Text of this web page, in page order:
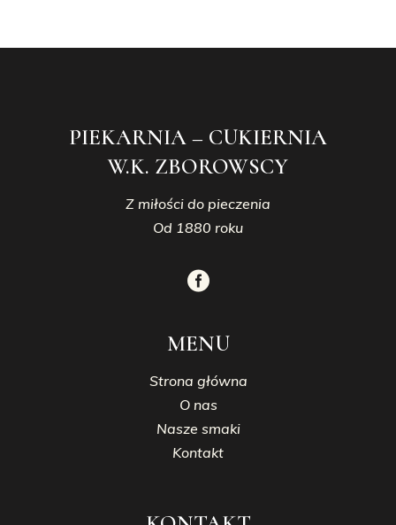
PIEKARNIA – CUKIERNIA
W.K. ZBOROWSCY
Z miłości do pieczenia
Od 1880 roku
MENU
Strona główna
O nas
Nasze smaki
Kontakt